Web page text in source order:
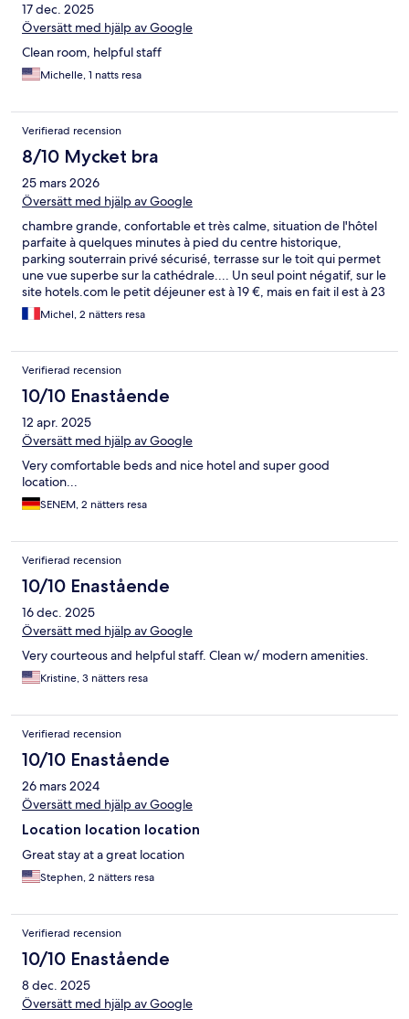
17 dec. 2025
Översätt med hjälp av Google
Clean room, helpful staff
Michelle, 1 natts resa
Verifierad recension
8/10 Mycket bra
25 mars 2026
Översätt med hjälp av Google
chambre grande, confortable et très calme, situation de l'hôtel
parfaite à quelques minutes à pied du centre historique,
parking souterrain privé sécurisé, terrasse sur le toit qui permet
une vue superbe sur la cathédrale.... Un seul point négatif, sur le
site hotels.com le petit déjeuner est à 19 €, mais en fait il est à 23
€, ce qui est beaucoup trop cher (choix moyen et salle pas
confortable)
Michel, 2 nätters resa
Verifierad recension
10/10 Enastående
12 apr. 2025
Översätt med hjälp av Google
Very comfortable beds and nice hotel and super good
location...
SENEM, 2 nätters resa
Verifierad recension
10/10 Enastående
16 dec. 2025
Översätt med hjälp av Google
Very courteous and helpful staff. Clean w/ modern amenities.
Kristine, 3 nätters resa
Verifierad recension
10/10 Enastående
26 mars 2024
Översätt med hjälp av Google
Location location location
Great stay at a great location
Stephen, 2 nätters resa
Verifierad recension
10/10 Enastående
8 dec. 2025
Översätt med hjälp av Google